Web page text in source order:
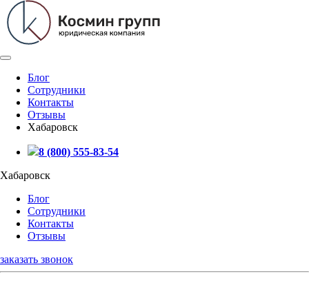
Блог
Сотрудники
Контакты
Отзывы
Хабаровск
8 (800) 555-83-54
Хабаровск
Блог
Сотрудники
Контакты
Отзывы
заказать звонок